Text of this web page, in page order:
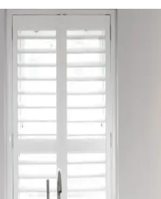
ve Dayanıklılığıyla
Katan Çözüm
ve malzeme
kazandırır. Kullanım
sağlar.
Örtüsü Seçenekleri
Renk Uyumu
halı örtüleri, şıklık ve